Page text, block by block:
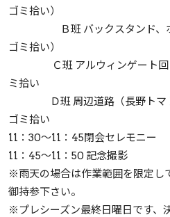
ゴミ拾い）
Ｂ班 バックスタンド、ホー
ゴミ拾い）
Ｃ班 アルウィンゲート回り
ミ拾い
Ｄ班 周辺道路（長野トマト
ゴミ拾い
11：30～11：45閉会セレモニー
11：45～11：50 記念撮影
※雨天の場合は作業範囲を限定し
御持参下さい。
※プレシーズン最終日曜日です、